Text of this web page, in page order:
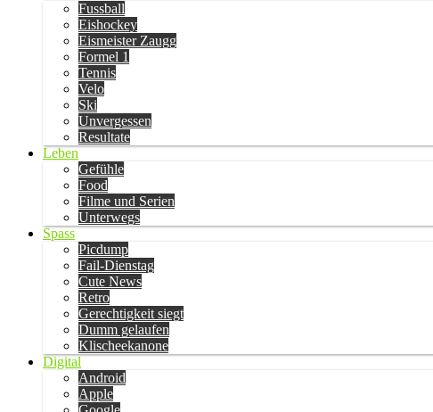
Fussball
Eishockey
Eismeister Zaugg
Formel 1
Tennis
Velo
Ski
Unvergessen
Resultate
Leben
Gefühle
Food
Filme und Serien
Unterwegs
Spass
Picdump
Fail-Dienstag
Cute News
Retro
Gerechtigkeit siegt
Dumm gelaufen
Klischeekanone
Digital
Android
Apple